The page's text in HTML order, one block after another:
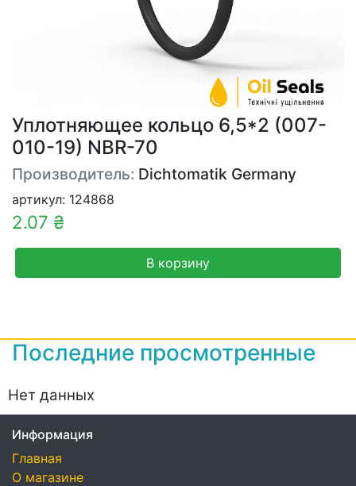
Уплотняющее кольцо 6,5*2 (007-
010-19) NBR-70
Производитель: Dichtomatik Germany
артикул: 124868
2.07 ₴
В корзину
Последние просмотренные
Нет данных
Информация
Главная
О магазине